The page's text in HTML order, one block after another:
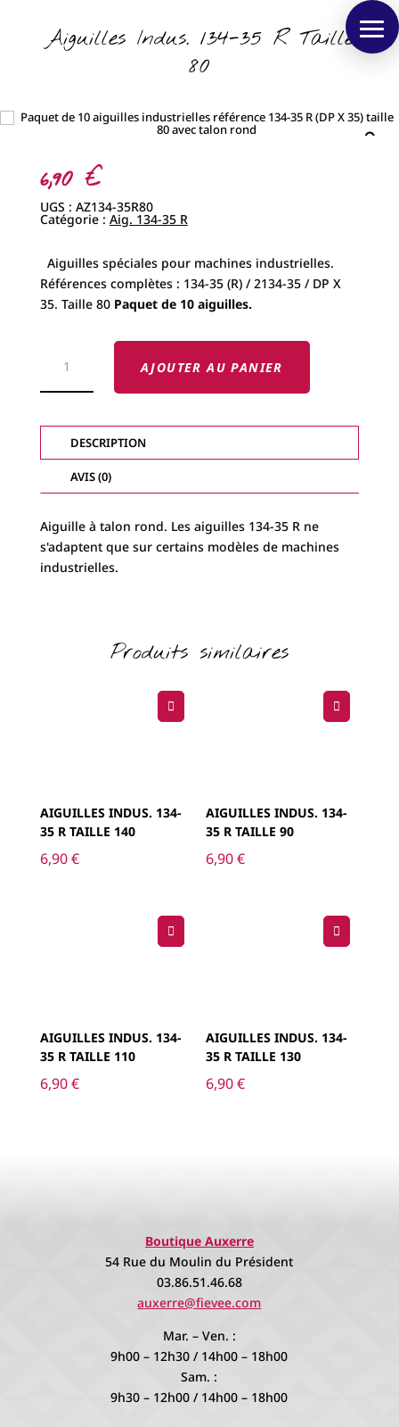
Aiguilles Indus. 134-35 R Taille
80
6,90 €
UGS : AZ134-35R80
Catégorie : Aig. 134-35 R
Aiguilles spéciales pour machines industrielles.
Références complètes : 134-35 (R) / 2134-35 / DP X
35. Taille 80 Paquet de 10 aiguilles.
AIGUILLES
134-
R
TAILLE
AJOUTER AU PANIER
DESCRIPTION
AVIS (0)
Aiguille à talon rond. Les aiguilles 134-35 R ne
s'adaptent que sur certains modèles de machines
industrielles.
Produits similaires
AIGUILLES INDUS. 134-
35 R TAILLE 140
6,90€
AIGUILLES INDUS. 134-
35 R TAILLE 90
6,90€
AIGUILLES INDUS. 134-
35 R TAILLE 110
6,90€
AIGUILLES INDUS. 134-
35 R TAILLE 130
6,90€
Boutique Auxerre
54 Rue du Moulin du Président
03.86.51.46.68
auxerre@fievee.com
Mar. – Ven. :
9h00 – 12h30 / 14h00 – 18h00
Sam. :
9h30 – 12h00 / 14h00 – 18h00